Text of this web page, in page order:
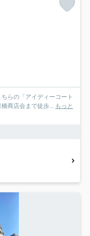
らの「アイディーコート
商店会まで徒歩... もっと